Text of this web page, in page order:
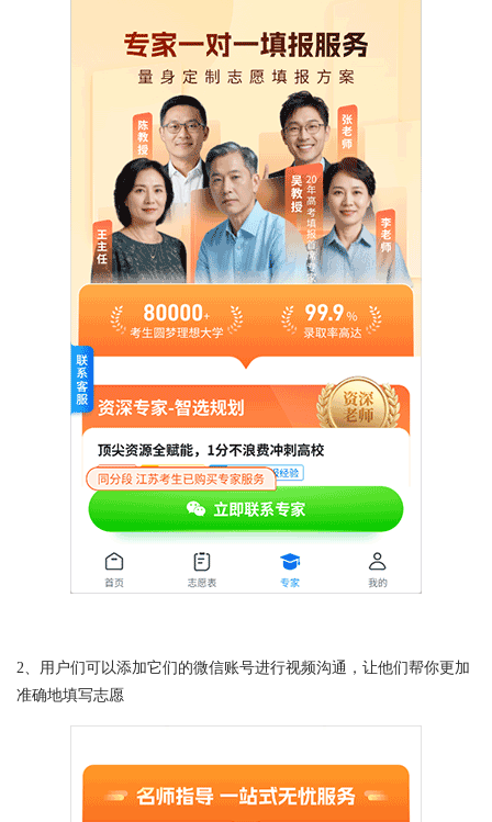
2、用户们可以添加它们的微信账号进行视频沟通，让他们帮你更加
准确地填写志愿